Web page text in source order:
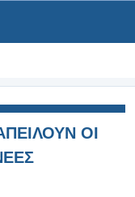
ΟΙ